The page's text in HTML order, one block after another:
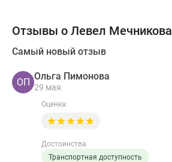
Отзывы о Левел Мечникова
Самый новый отзыв
ОП
Ольга Пимонова
29 мая
Оценка:
Достоинства
Транспортная доступность